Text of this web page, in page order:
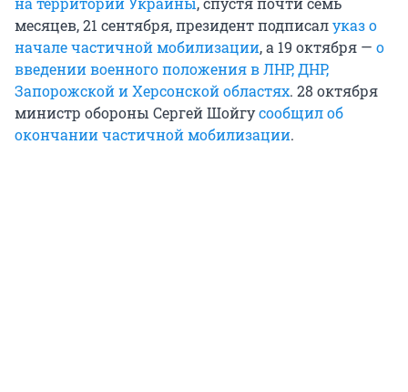
месяцев, 21 сентября, президент подписалуказ о
начале частичной мобилизации, а 19 октября — о
введении военного положения в ЛНР, ДНР,
Запорожской и Херсонской областях. 28 октября
министр обороны Сергей Шойгусообщил об
окончании частичной мобилизации.